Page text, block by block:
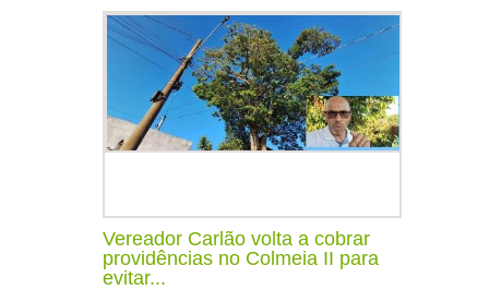
Vereador Carlão volta a cobrar
providências no Colmeia II para
evitar...